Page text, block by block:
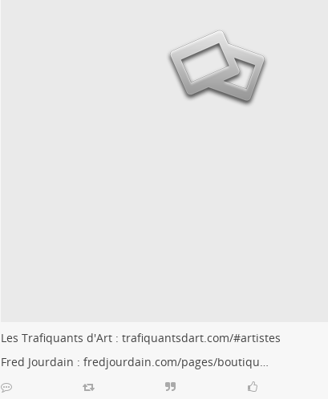
Les Trafiquants d'Art : trafiquantsdart.com/#artistes
Fred Jourdain : fredjourdain.com/pages/boutiqu…